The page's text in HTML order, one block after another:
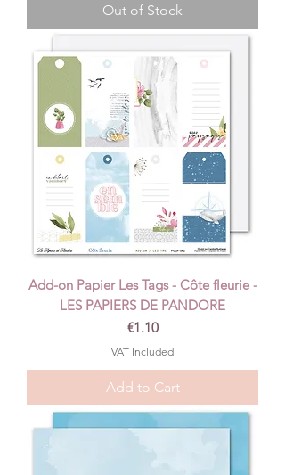
Out of Stock
Add-on Papier Les Tags - Côte fleurie -
LES PAPIERS DE PANDORE
Price
€1.10
VAT Included
Add to Cart